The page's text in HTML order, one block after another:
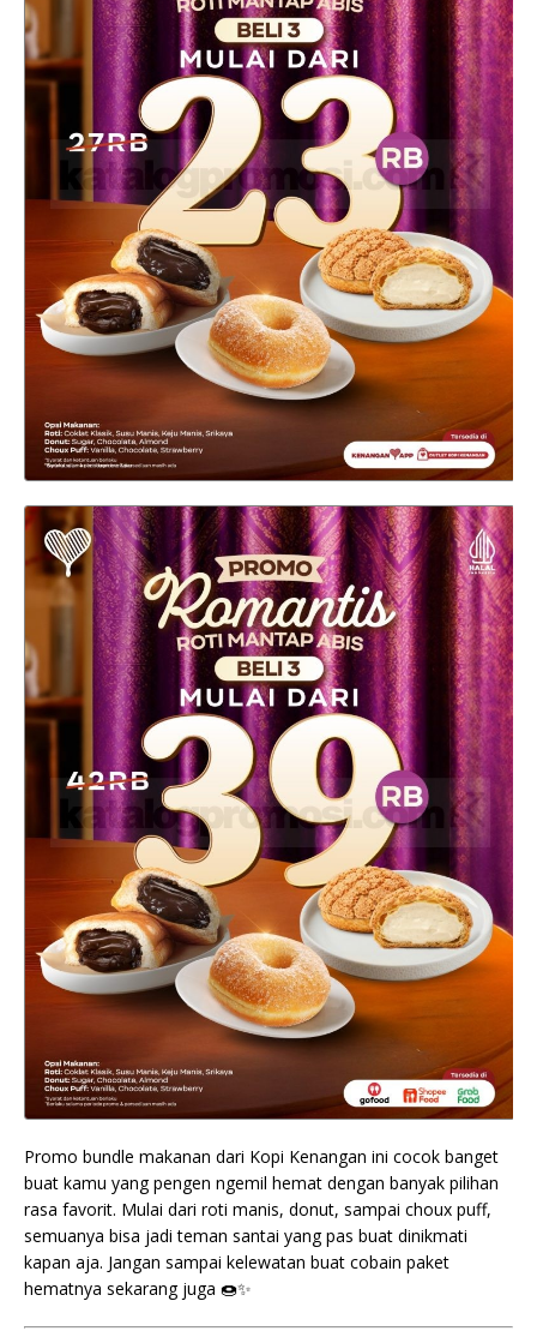
Promo bundle makanan dari Kopi Kenangan ini cocok banget
buat kamu yang pengen ngemil hemat dengan banyak pilihan
rasa favorit. Mulai dari roti manis, donut, sampai choux puff,
semuanya bisa jadi teman santai yang pas buat dinikmati
kapan aja. Jangan sampai kelewatan buat cobain paket
hematnya sekarang juga 🍩✨